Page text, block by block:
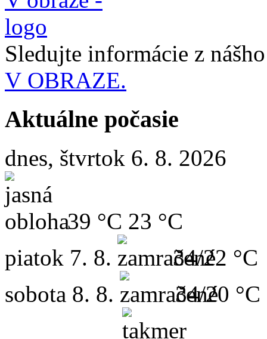
Sledujte informácie z
V OBRAZE.
Aktuálne počasie
dnes, štvrtok 6. 8. 2026
39 °C 23 °C
piatok 7. 8.
34/22 °C
sobota 8. 8. 34/20 °C